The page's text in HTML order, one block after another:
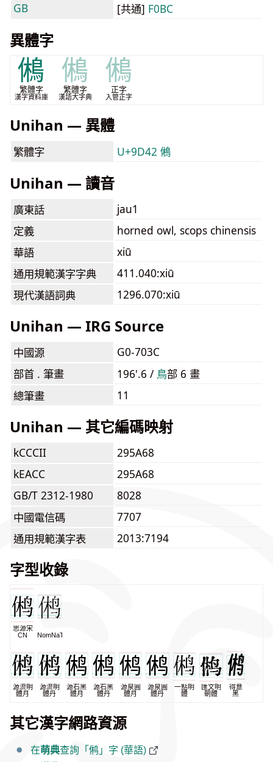
GB
[共通] F0BC
異體字
鵂
繁體字
漢字資料庫
鵂
繁體字
漢語大字典
鵂
正字
入管正字
Unihan — 異體
繁體字 U+9D42 鵂
Unihan — 讀音
廣東話
jau1
定義
horned owl, scops chinensis
華語
xiū
通用規範漢字字典
411.040:xiū
現代漢語詞典
1296.070:xiū
Unihan — IRG Source
中國源
G0-703C
部首 . 筆畫
196'.6 / ⿃部 6 畫
總筆畫
11
Unihan — 其它編碼映射
kCCCII
295A68
kEACC
295A68
GB/T 2312-1980
8028
中國電信碼
7707
通用規範漢字表
2013:7194
字型收錄
思源宋
CN
NomNaTong
源流明
體月
源流明
體丹
源石黑
體月
源石黑
體丹
源泉圓
體月
源泉圓
體丹
一點明
體
匯文明
朝體
得意
黑
其它漢字網路資源
在萌典查詢「鸺」字 (華語)